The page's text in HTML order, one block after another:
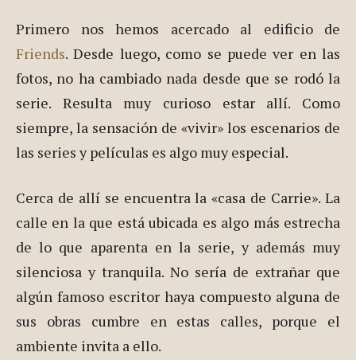
de esas famosas escaleras de piedra que tantas
veces hemos visto en losfilmes hollywoodienses.
Primero nos hemos acercado al edificio de
Friends. Desde luego, como se puede ver en las
fotos, no ha cambiado nada desde que se rodó la
siempre, la sensación de «vivir» los escenarios de
las series y películas es algo muy especial.
Cerca de allí se encuentra la «casa de Carrie». La
calle en la que está ubicada es algo más estrecha
de lo que aparenta en la serie, y además muy
silenciosa y tranquila. No sería de extrañar que